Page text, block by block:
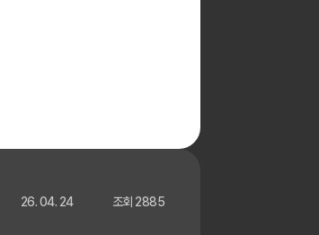
26. 04. 24 조회 2885